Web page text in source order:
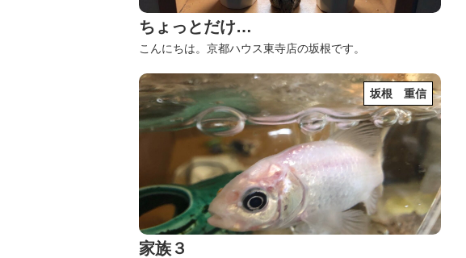
ちょっとだけ…
こんにちは。京都ハウス東寺店の坂根です。
坂根 重信
家族３